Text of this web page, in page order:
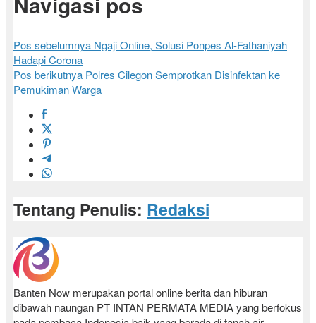
Pos sebelumnya Ngaji Online, Solusi Ponpes Al-Fathaniyah
Hadapi Corona
Pos berikutnya Polres Cilegon Semprotkan Disinfektan ke
Pemukiman Warga
Tentang Penulis: Redaksi
Banten Now merupakan portal online berita dan hiburan
dibawah naungan PT INTAN PERMATA MEDIA yang berfokus